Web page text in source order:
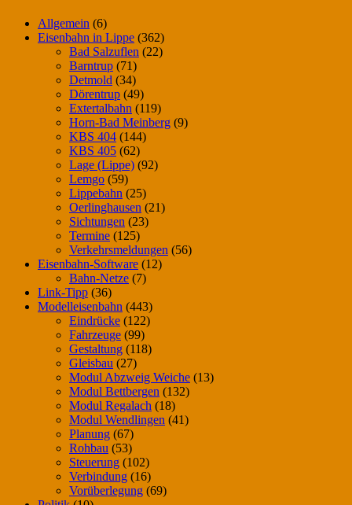
Allgemein (6)
Eisenbahn in Lippe (362)
Bad Salzuflen (22)
Barntrup (71)
Detmold (34)
Dörentrup (49)
Extertalbahn (119)
Horn-Bad Meinberg (9)
KBS 404 (144)
KBS 405 (62)
Lage (Lippe) (92)
Lemgo (59)
Lippebahn (25)
Oerlinghausen (21)
Sichtungen (23)
Termine (125)
Verkehrsmeldungen (56)
Eisenbahn-Software (12)
Bahn-Netze (7)
Link-Tipp (36)
Modelleisenbahn (443)
Eindrücke (122)
Fahrzeuge (99)
Gestaltung (118)
Gleisbau (27)
Modul Abzweig Weiche (13)
Modul Bettbergen (132)
Modul Regalach (18)
Modul Wendlingen (41)
Planung (67)
Rohbau (53)
Steuerung (102)
Verbindung (16)
Vorüberlegung (69)